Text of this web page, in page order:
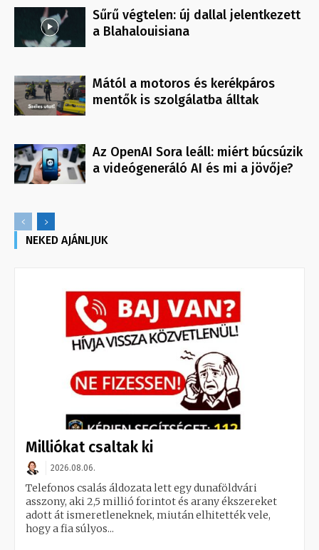
Sűrű végtelen: új dallal jelentkezett
a Blahalouisiana
Mától a motoros és kerékpáros
mentők is szolgálatba álltak
Az OpenAI Sora leáll: miért búcsúzik
a videógeneráló AI és mi a jövője?
NEKED AJÁNLJUK
Milliókat csaltak ki
2026.08.06.
Telefonos csalás áldozata lett egy dunaföldvári
asszony, aki 2,5 millió forintot és arany ékszereket
adott át ismeretleneknek, miután elhitették vele,
hogy a fia súlyos...